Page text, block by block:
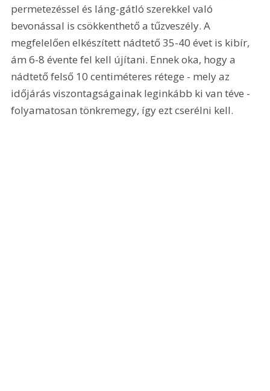
permetezéssel és láng-gátló szerekkel való
bevonással is csökkenthető a tűzveszély. A
megfelelően elkészített nádtető 35-40 évet is kibír,
ám 6-8 évente fel kell újítani. Ennek oka, hogy a
nádtető felső 10 centiméteres rétege - mely az
időjárás viszontagságainak leginkább ki van téve -
folyamatosan tönkremegy, így ezt cserélni kell.